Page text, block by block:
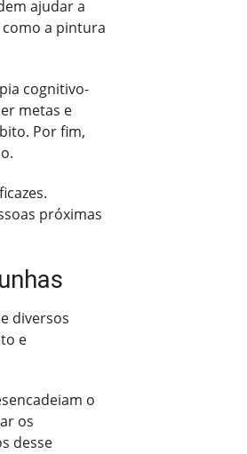
ajudar a
a pintura
cognitivo-
metas e
Por fim,
próximas
diversos
e
o
os
desse